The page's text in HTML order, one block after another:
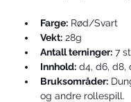
Farge: Rød/Svart
Vekt: 28g
Antall terninger: 7
Innhold: d4, d6, d8,
Bruksområder:
og andre rollespill.